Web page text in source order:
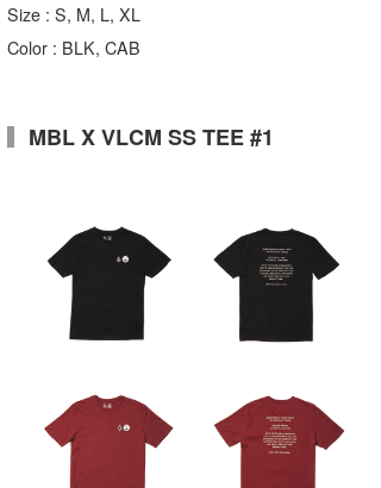
Size : S, M, L, XL
Color : BLK, CAB
MBL X VLCM SS TEE #1